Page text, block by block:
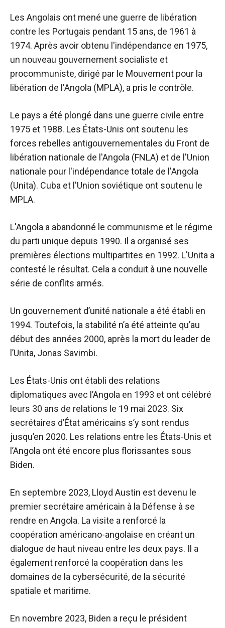
Les Angolais ont mené une guerre de libération
contre les Portugais pendant 15 ans, de 1961 à
1974. Après avoir obtenu l'indépendance en 1975,
un nouveau gouvernement socialiste et
procommuniste, dirigé par le Mouvement pour la
libération de l'Angola (MPLA), a pris le contrôle.
Le pays a été plongé dans une guerre civile entre
1975 et 1988. Les États-Unis ont soutenu les
forces rebelles antigouvernementales du Front de
libération nationale de l'Angola (FNLA) et de l'Union
nationale pour l'indépendance totale de l'Angola
(Unita). Cuba et l'Union soviétique ont soutenu le
MPLA.
L'Angola a abandonné le communisme et le régime
du parti unique depuis 1990. Il a organisé ses
premières élections multipartites en 1992. L'Unita a
contesté le résultat. Cela a conduit à une nouvelle
série de conflits armés.
Un gouvernement d’unité nationale a été établi en
1994. Toutefois, la stabilité n’a été atteinte qu’au
début des années 2000, après la mort du leader de
l’Unita, Jonas Savimbi.
Les États-Unis ont établi des relations
diplomatiques avec l’Angola en 1993 et ​​ont célébré
leurs 30 ans de relations le 19 mai 2023. Six
secrétaires d’État américains s’y sont rendus
jusqu’en 2020. Les relations entre les États-Unis et
l’Angola ont été encore plus florissantes sous
Biden.
En septembre 2023, Lloyd Austin est devenu le
premier secrétaire américain à la Défense à se
rendre en Angola. La visite a renforcé la
coopération américano-angolaise en créant un
dialogue de haut niveau entre les deux pays. Il a
également renforcé la coopération dans les
domaines de la cybersécurité, de la sécurité
spatiale et maritime.
En novembre 2023, Biden a reçu le président